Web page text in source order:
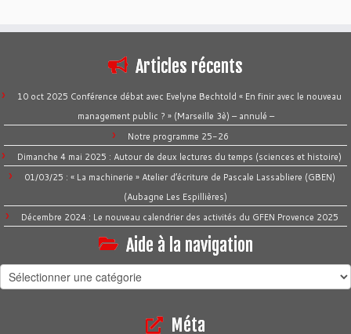
Articles récents
10 oct 2025 Conférence débat avec Evelyne Bechtold « En finir avec le nouveau
management public ? » (Marseille 3è) – annulé –
Notre programme 25-26
Dimanche 4 mai 2025 : Autour de deux lectures du temps (sciences et histoire)
01/03/25 : « La machinerie » Atelier d’écriture de Pascale Lassabliere (GBEN)
(Aubagne Les Espillières)
Décembre 2024 : Le nouveau calendrier des activités du GFEN Provence 2025
Aide à la navigation
Aide
à
Méta